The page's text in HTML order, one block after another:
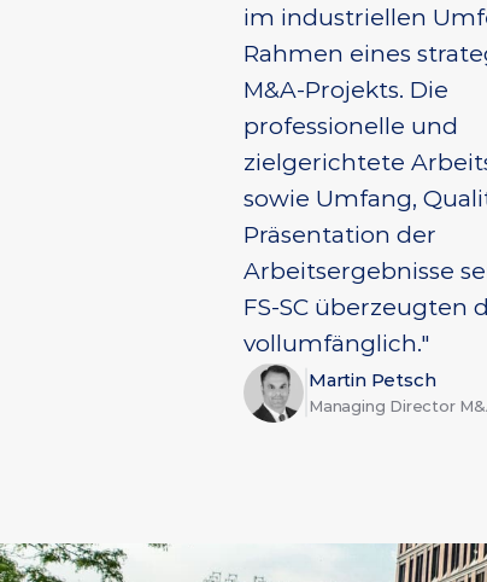
im industriellen
Rahmen eines
M&A-Projekts. Die
professionelle und
zielgerichtete
sowie Umfang,
Präsentation der
Arbeitsergebnisse
FS-SC überzeugten
vollumfänglich."
Martin Petsch
Managing Director